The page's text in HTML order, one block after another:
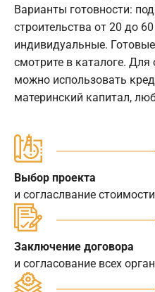
Варианты готовности:
строительства от 20 до
индивидуальные.
смотрите в каталоге. Для
можно использовать
материнский капитал,
Выбор проекта
и согласлвание
Заключение договора
и согласование всех